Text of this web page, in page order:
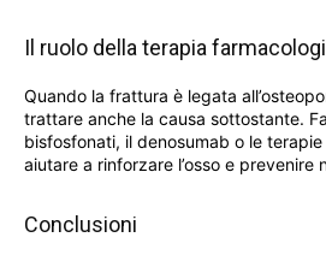
Il ruolo della terapia
Quando la frattura è legata
trattare anche la causa sottostante.
bisfosfonati, il denosumab o le
aiutare a rinforzare l’osso e prevenire
Conclusioni